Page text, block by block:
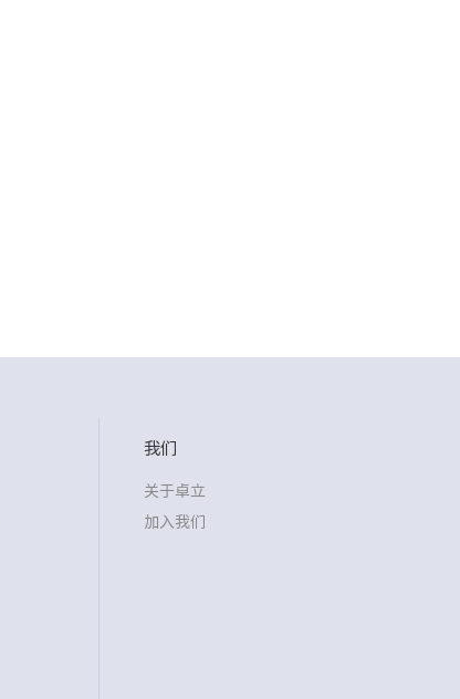
我们
关于卓立
加入我们